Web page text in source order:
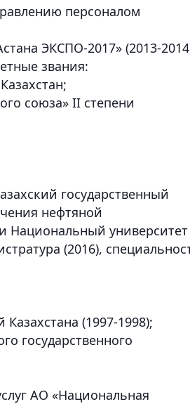
персоналом
ЭКСПО-2017» (2013-
звания:
союза» II степени
государственный
нефтяной
Национальный университет
(2016),
(1997-1998);
государственного
АО «Национальная